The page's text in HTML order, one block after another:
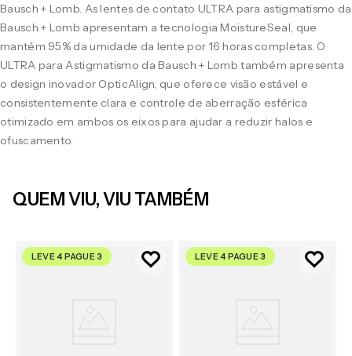
Bausch + Lomb. As lentes de contato ULTRA para astigmatismo da
Bausch + Lomb apresentam a tecnologia MoistureSeal, que
mantém 95% da umidade da lente por 16 horas completas. O
ULTRA para Astigmatismo da Bausch + Lomb também apresenta
o design inovador OpticAlign, que oferece visão estável e
consistentemente clara e controle de aberração esférica
otimizado em ambos os eixos para ajudar a reduzir halos e
ofuscamento.
QUEM VIU, VIU TAMBÉM
LEVE 4 PAGUE 3 LEVE 4 PAGUE 3